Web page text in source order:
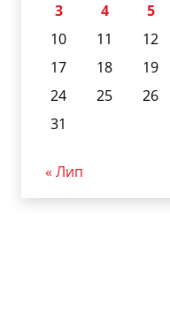
3
4 5
10
11 12
17
18 19
24
25 26
31
« Лип